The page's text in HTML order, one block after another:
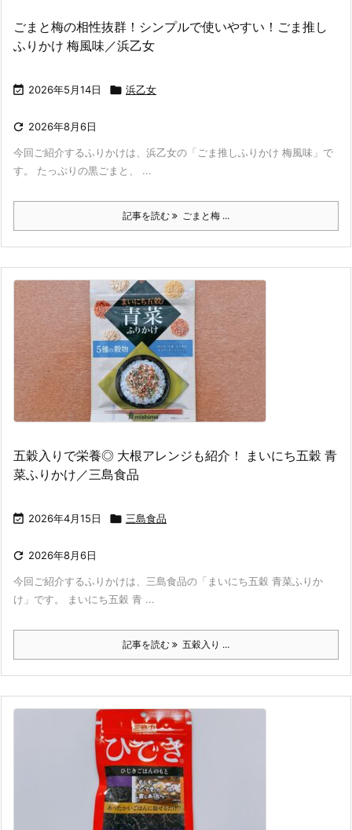
ごまと梅の相性抜群！シンプルで使いやすい！ごま推し
ふりかけ 梅風味／浜乙女
 2026年5月14日  浜乙女
 2026年8月6日
今回ご紹介するふりかけは、浜乙女の「ごま推しふりかけ 梅風味」で
す。 たっぷりの黒ごまと、 ...
記事を読む ごまと梅 ...
五穀入りで栄養◎ 大根アレンジも紹介！ まいにち五穀 青
菜ふりかけ／三島食品
 2026年4月15日  三島食品
 2026年8月6日
今回ご紹介するふりかけは、三島食品の「まいにち五穀 青菜ふりか
け」です。 まいにち五穀 青 ...
記事を読む 五穀入り ...